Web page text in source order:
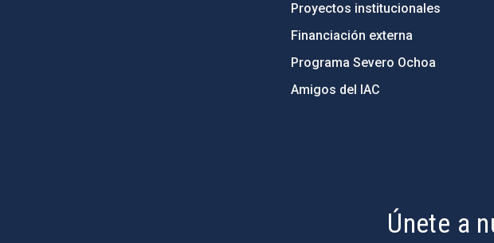
Proyectos institucionales
Financiación externa
Programa Severo Ochoa
Amigos del IAC
Únete a